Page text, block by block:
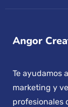
Angor
Te ayudamos
marketing y
profesionales